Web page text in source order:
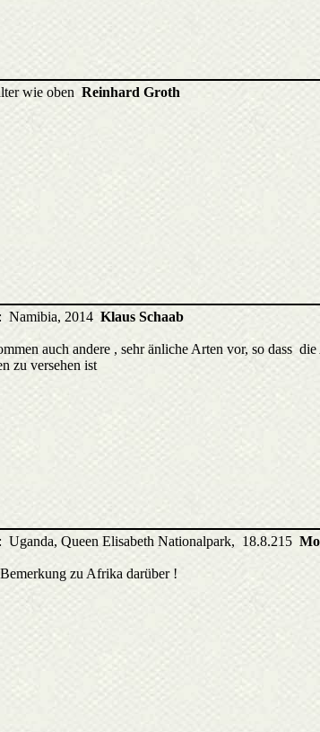
wie oben Reinhard Groth
Namibia, 2014 Klaus Schaab
auch andere , sehr änliche Arten vor, so dass
zu versehen ist
Uganda, Queen Elisabeth Nationalpark, 18.8.215
zu Afrika darüber !